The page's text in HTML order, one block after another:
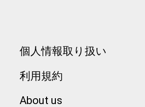
個人情報取り扱い
利用規約
About us